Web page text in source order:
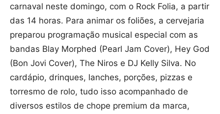
carnaval neste domingo, com o Rock Folia, a partir
das 14 horas. Para animar os foliões, a cervejaria
preparou programação musical especial com as
bandas Blay Morphed (Pearl Jam Cover), Hey God
(Bon Jovi Cover), The Niros e DJ Kelly Silva. No
cardápio, drinques, lanches, porções, pizzas e
torresmo de rolo, tudo isso acompanhado de
diversos estilos de chope premium da marca,